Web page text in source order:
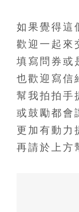
如果覺得這
歡迎一起來
填寫問券或
也歡迎寫信
幫我拍拍手
或鼓勵都會
更加有動力
再請於上方